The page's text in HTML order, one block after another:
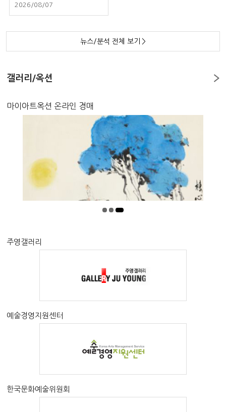
2026/08/07
뉴스/분석 전체 보기 >
갤러리/옥션
마이아트옥션 온라인 경매
주영갤러리
예술경영지원센터
한국문화예술위원회